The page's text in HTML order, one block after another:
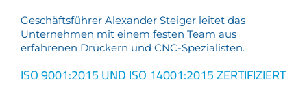
Geschäftsführer Alexander Steiger leitet das
Unternehmen mit einem festen Team aus
erfahrenen Drückern und CNC-Spezialisten.
ISO 9001:2015 UND ISO 14001:2015 ZERTIFIZIERT